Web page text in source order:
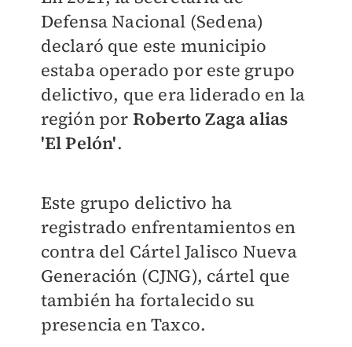
Defensa Nacional (Sedena)
declaró que este municipio
estaba operado por este grupo
delictivo, que era liderado en la
región por Roberto Zaga alias
'El Pelón'.
Este grupo delictivo ha
registrado enfrentamientos en
contra del Cártel Jalisco Nueva
Generación (CJNG), cártel que
también ha fortalecido su
presencia en Taxco.